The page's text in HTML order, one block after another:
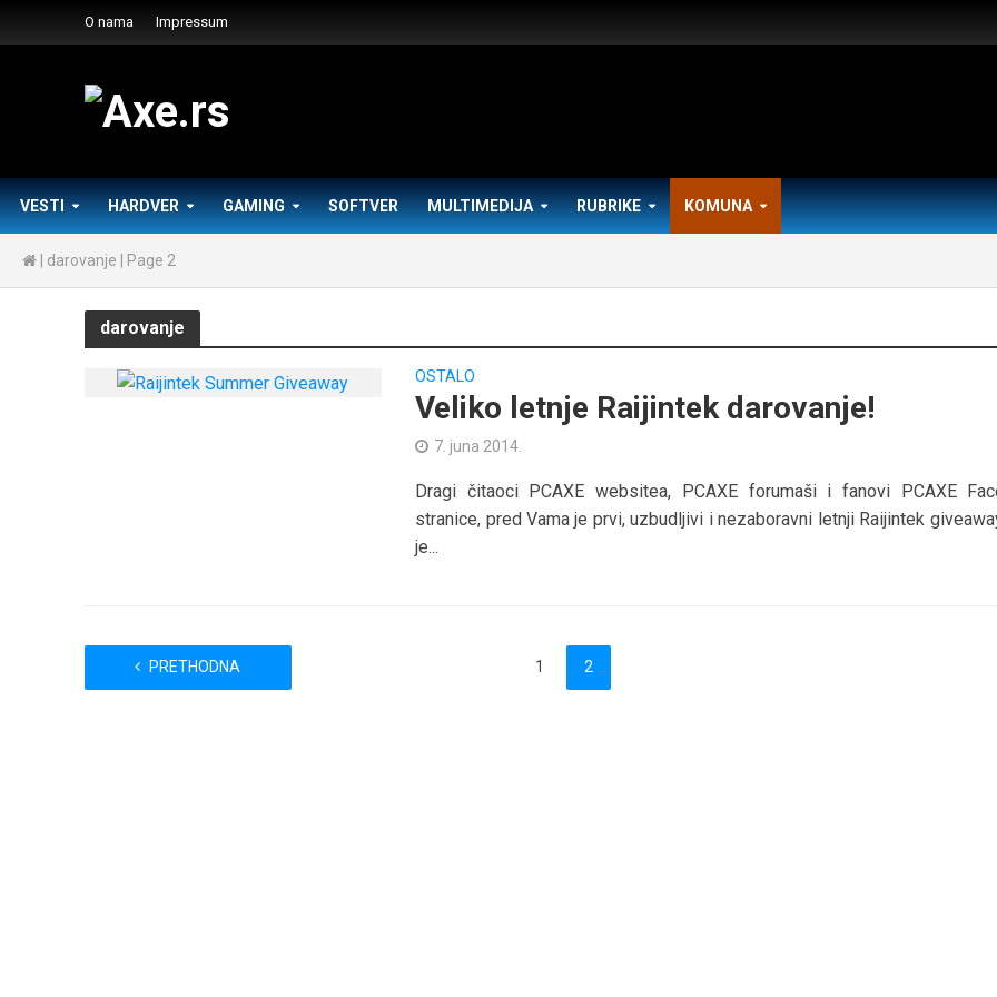
O nama Impressum
VESTI HARDVER GAMING SOFTVER MULTIMEDIJA RUBRIKE KOMUNA
darovanje Page 2
darovanje
OSTALO
Veliko letnje Raijintek darovanje!
7. juna 2014.
Dragi čitaoci PCAXE websitea, PCAXE forumaši i fanovi PCAXE
stranice, pred Vama je prvi, uzbudljivi i nezaboravni letnji Raijintek
je...
PRETHODNA 1 2